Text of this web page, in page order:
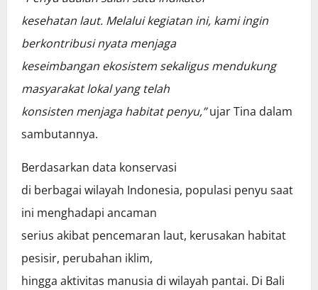
kesehatan laut. Melalui kegiatan ini, kami ingin
berkontribusi nyata menjaga
keseimbangan ekosistem sekaligus mendukung
masyarakat lokal yang telah
konsisten menjaga habitat penyu,”ujar Tina dalam
sambutannya.
Berdasarkan data konservasi
di berbagai wilayah Indonesia, populasi penyu saat
ini menghadapi ancaman
serius akibat pencemaran laut, kerusakan habitat
pesisir, perubahan iklim,
hingga aktivitas manusia di wilayah pantai. Di Bali